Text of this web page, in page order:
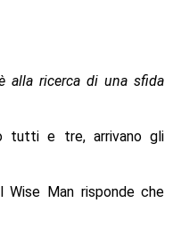
alla ricerca di una sfida
tutti e tre, arrivano gli
Man risponde che